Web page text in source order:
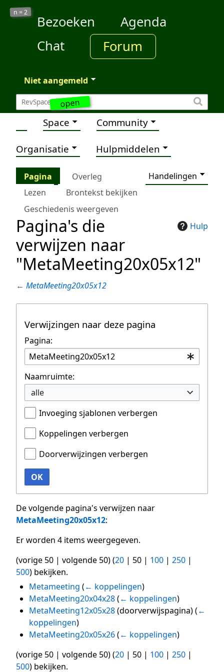
open
n =2
Bezoeken
Agenda
Chat
Forum
Niet aangemeld
Space Community
Organisatie Hulpmiddelen
Pagina Overleg
Handelingen
Lezen
Brontekst bekijken
Geschiedenis weergeven
Hulp
Pagina's die
verwijzen naar
"MetaMeeting20x05x12"
← MetaMeeting20x05x12
Verwijzingen naar deze pagina
Pagina:
Naamruimte:
alle
Invoeging sjablonen verbergen
Koppelingen verbergen
Doorverwijzingen verbergen
OK
De volgende pagina's verwijzen naar
MetaMeeting20x05x12:
Er worden 4 items weergegeven.
(vorige 50 | volgende 50) (20 | 50 | 100 | 250 |
500) bekijken.
Metameeting (← koppelingen)
MetaMeeting20x04x28 (← koppelingen)
MetaMeeting12x05x28(doorverwijspagina)(←
koppelingen)
MetaMeeting20x05x26 (← koppelingen)
(vorige 50 | volgende 50) (20 | 50 | 100 | 250 |
500) bekijken.